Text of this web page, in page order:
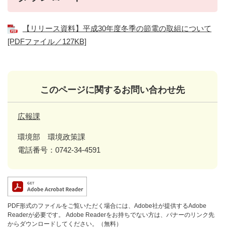
【リリース資料】平成30年度冬季の節電の取組について
[PDFファイル／127KB]
このページに関するお問い合わせ先
広報課
環境部 環境政策課
電話番号：0742-34-4591
PDF形式のファイルをご覧いただく場合には、Adobe社が提供するAdobe
Readerが必要です。
Adobe Readerをお持ちでない方は、バナーのリンク先
からダウンロードしてください。（無料）